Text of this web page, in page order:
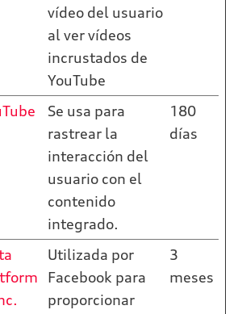
vídeo del usuario
al ver vídeos
incrustados de
YouTube
Se usa para
rastrear la
interacción del
usuario con el
contenido
integrado.
180
días
Utilizada por
Facebook para
proporcionar
3
meses